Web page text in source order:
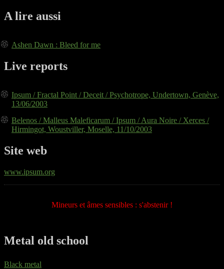
A lire aussi
Ashen Dawn : Bleed for me
Live reports
Ipsum / Fractal Point / Deceit / Psychotrope, Undertown, Genève,
13/06/2003
Belenos / Malleus Maleficarum / Ipsum / Aura Noire / Xerces /
Hirmingot, Woustviller, Moselle, 11/10/2003
Site web
www.ipsum.org
Mineurs et âmes sensibles : s'abstenir !
Metal old school
Black metal